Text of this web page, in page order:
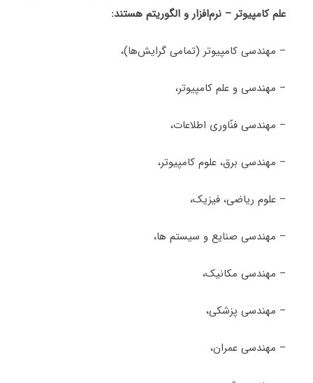
علم کامپیوتر – نرم‌افزار و الگوریتم هستند:
– مهندسی کامپیوتر (تمامی گرایش‌ها)،
– مهندسی و علم کامپیوتر،
– مهندسی فنّاوری اطلاعات،
– مهندسی برق، علوم کامپیوتر،
– علوم ریاضی، فیزیک،
– مهندسی صنایع و سیستم ها،
– مهندسی مکانیک،
– مهندسی پزشکی،
– مهندسی عمران،